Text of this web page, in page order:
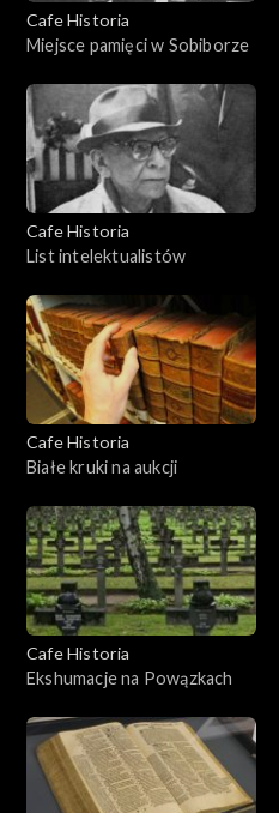
Cafe Historia
Miejsce pamięci w Sobiborze
Cafe Historia
List intelektualistów
Cafe Historia
Białe kruki na aukcji
Cafe Historia
Ekshumacje na Powązkach